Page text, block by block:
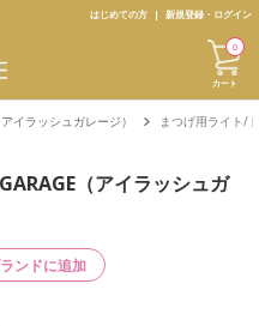
はじめての方 新規登録・ログイン
カート
0
イラッシュガレージ） まつげ用ライト/
（アイラッシュガ
ンドに追加